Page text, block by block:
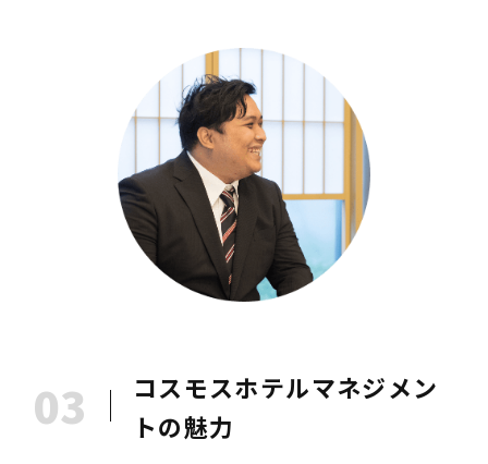
03
コスモスホテルマネジメン
トの魅⼒